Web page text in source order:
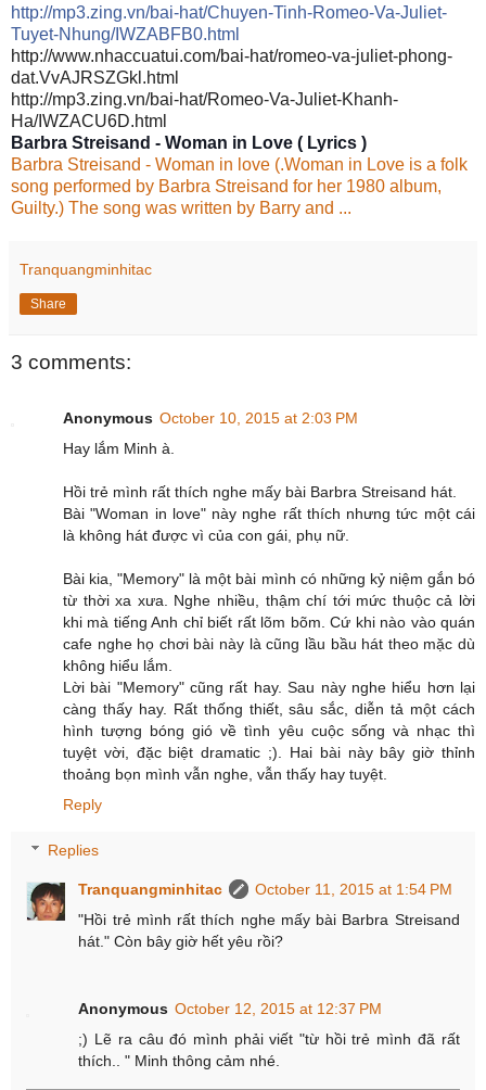
http://mp3.zing.vn/bai-hat/Chuyen-Tinh-Romeo-Va-Juliet-
Tuyet-Nhung/IWZABFB0.html
http://www.nhaccuatui.com/bai-hat/romeo-va-juliet-phong-
dat.VvAJRSZGkl.html
http://mp3.zing.vn/bai-hat/Romeo-Va-Juliet-Khanh-
Ha/IWZACU6D.html
Barbra Streisand - Woman in Love ( Lyrics )
Barbra Streisand - Woman in love (.Woman in Love is a folk
song performed by Barbra Streisand for her 1980 album,
Guilty.) The song was written by Barry and ...
Tranquangminhitac
Share
3 comments:
Anonymous October 10, 2015 at 2:03 PM
Hay lắm Minh à.
Hồi trẻ mình rất thích nghe mấy bài Barbra Streisand hát.
Bài "Woman in love" này nghe rất thích nhưng tức một cái
là không hát được vì của con gái, phụ nữ.
Bài kia, "Memory" là một bài mình có những kỷ niệm gắn bó
từ thời xa xưa. Nghe nhiều, thậm chí tới mức thuộc cả lời
khi mà tiếng Anh chỉ biết rất lõm bõm. Cứ khi nào vào quán
cafe nghe họ chơi bài này là cũng lầu bầu hát theo mặc dù
không hiểu lắm.
Lời bài "Memory" cũng rất hay. Sau này nghe hiểu hơn lại
càng thấy hay. Rất thống thiết, sâu sắc, diễn tả một cách
hình tượng bóng gió về tình yêu cuộc sống và nhạc thì
tuyệt vời, đặc biệt dramatic ;). Hai bài này bây giờ thỉnh
thoảng bọn mình vẫn nghe, vẫn thấy hay tuyệt.
Reply
Replies
Tranquangminhitac
October 11, 2015 at 1:54 PM
"Hồi trẻ mình rất thích nghe mấy bài Barbra Streisand
hát." Còn bây giờ hết yêu rồi?
Anonymous October 12, 2015 at 12:37 PM
;) Lẽ ra câu đó mình phải viết "từ hồi trẻ mình đã rất
thích.. " Minh thông cảm nhé.